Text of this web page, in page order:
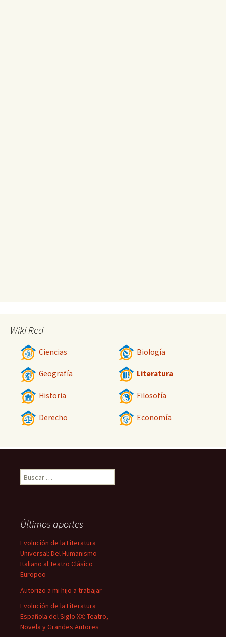
Wiki Red
Ciencias Biología
Geografía Literatura
Historia Filosofía
Derecho Economía
Buscar:
Últimos aportes
Evolución de la Literatura
Universal: Del Humanismo
Italiano al Teatro Clásico
Europeo
Autorizo a mi hijo a trabajar
Evolución de la Literatura
Española del Siglo XX: Teatro,
Novela y Grandes Autores